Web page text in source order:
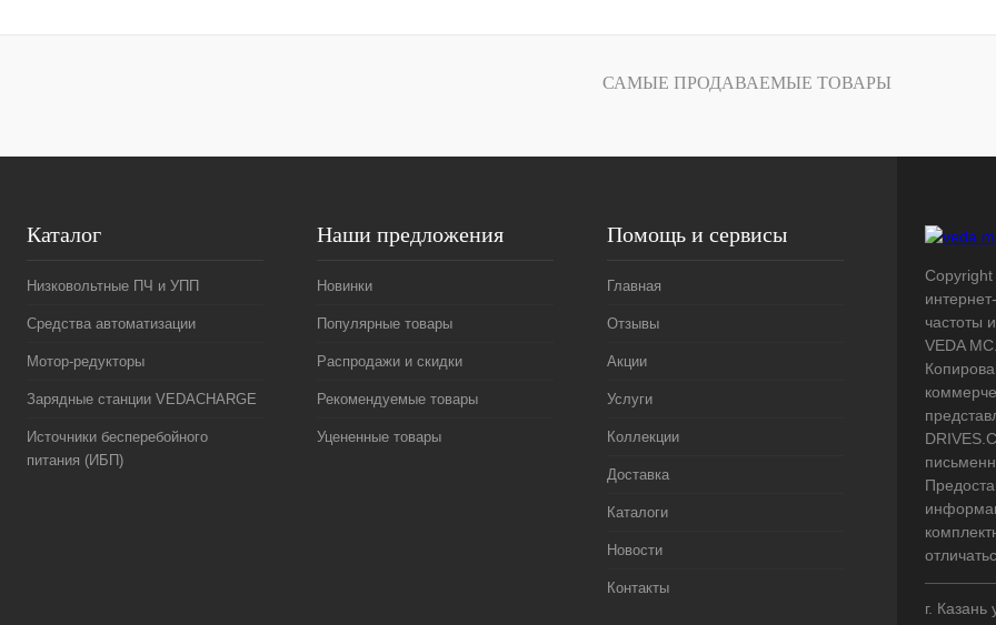
Купить в 1 клик Сравнение Купить в 1 клик Сравнение
САМЫЕ ПРОДАВАЕМЫЕ ТОВАРЫ
Каталог
Низковольтные ПЧ и УПП
Средства автоматизации
Мотор-редукторы
Зарядные станции VEDACHARGE
Источники бесперебойного
питания (ИБП)
Наши предложения
Новинки
Популярные товары
Распродажи и скидки
Рекомендуемые товары
Уцененные товары
Помощь и сервисы
Главная
Отзывы
Акции
Услуги
Коллекции
Доставка
Каталоги
Новости
Контакты
частоты
VEDA
г.